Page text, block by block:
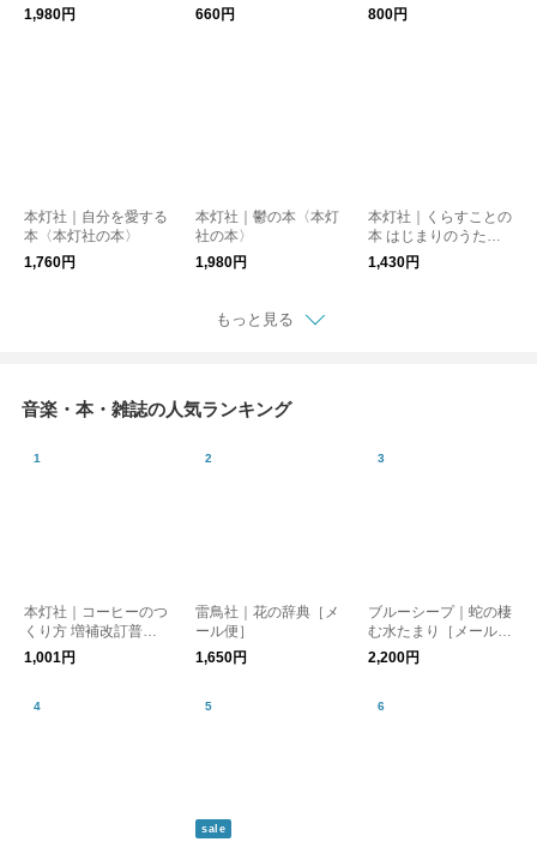
安達茉莉子〈本灯社の
本〉
1,980円 660円 800円
本灯社｜自分を愛する
本〈本灯社の本〉
1,760円
本灯社｜鬱の本〈本灯
社の本〉
1,980円
本灯社｜くらすことの
本 はじまりのうた
〈本灯社の本〉
1,430円
もっと見る
音楽・本・雑誌の人気ランキング
本灯社｜コーヒーのつ
くり方 増補改訂普及
版／大坊勝次〈本灯社
の本〉
1,001円
雷鳥社｜花の辞典［メ
ール便］
1,650円
ブルーシープ｜蛇の棲
む水たまり［メール
便］
2,200円
sale